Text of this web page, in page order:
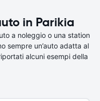
in Parikia
a noleggio o una station
sempre un’auto adatta al
alcuni esempi della